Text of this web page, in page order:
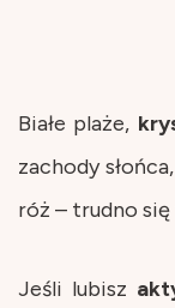
Białe plaże,
zachody
róż – trudno
Jeśli lubisz